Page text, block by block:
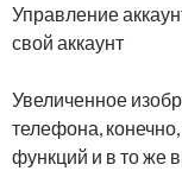
Управление
свой аккаунт
Увеличенное
телефона,
функций и в то же